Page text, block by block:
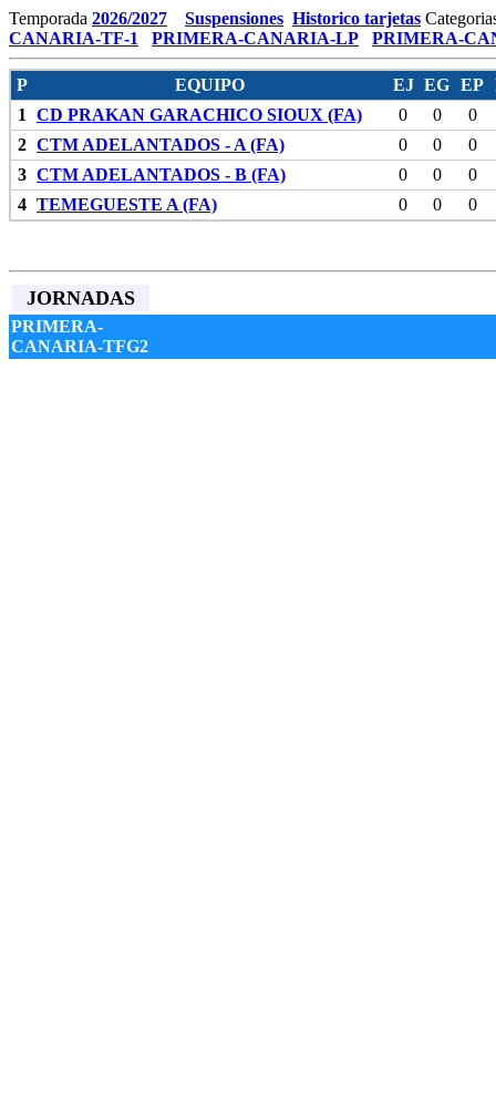
Temporada 2026/2027 Suspensiones Historico tarjetas
CANARIA-TF-1
PRIMERA-CANARIA-LP PRIMERA-
P EQUIPO EJ EG EP
1
CD PRAKAN GARACHICO SIOUX (FA) 0 0
0
2 CTM ADELANTADOS - A (FA) 0 0
0
3 CTM ADELANTADOS - B (FA) 0 0
0
4 TEMEGUESTE A (FA) 0 0 0
JORNADAS
PRIMERA-
CANARIA-TFG2